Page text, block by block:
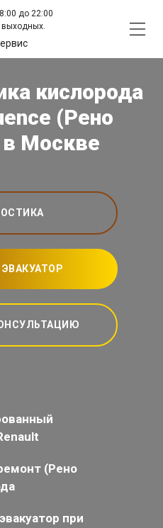
до 22:00
выходных.
кислорода
(Рено
Москве
(Рено
при